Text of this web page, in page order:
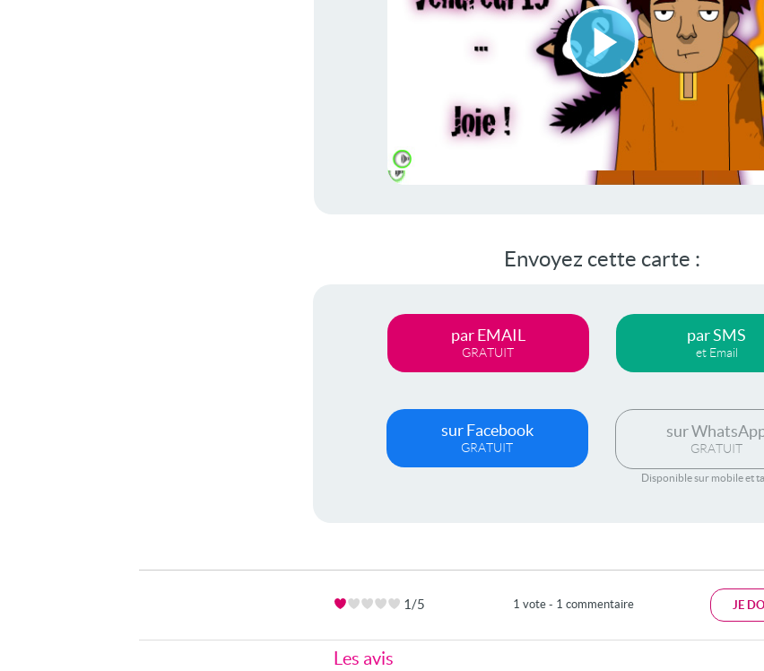
Lire
la
Envoyez cette carte :
par EMAIL
GRATUIT
par SMS
et Email
sur Facebook
GRATUIT
sur
GRATUIT
Disponible sur mobile et
1/5 1 vote - 1 commentaire JE
Les avis